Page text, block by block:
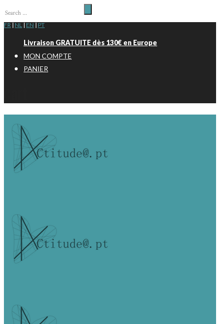
FR | NL | EN | PT
Livraison GRATUITE dès 130€ en Europe
MON COMPTE
PANIER